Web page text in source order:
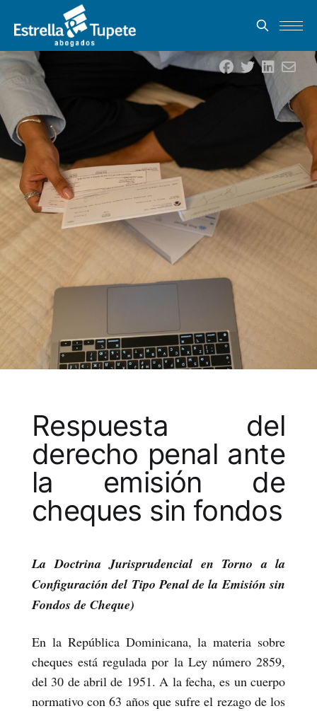
Respuesta del
derecho penal ante
la emisión de
cheques sin fondos
La Doctrina Jurisprudencial en Torno a la
Configuración del Tipo Penal de la Emisión sin
Fondos de Cheque)
En la República Dominicana, la materia sobre
cheques está regulada por la Ley número 2859,
del 30 de abril de 1951. A la fecha, es un cuerpo
normativo con 63 años que sufre el rezago de los